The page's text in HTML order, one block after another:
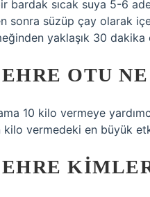
bardak sıcak suya 5-6
sonra süzüp çay olarak
yaklaşık 30
OTU
10 kilo vermeye
vermedeki en büyük